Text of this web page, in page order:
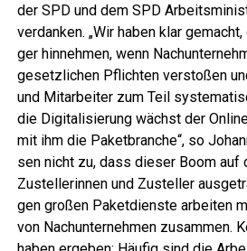
der SPD und dem SPD
ver­dan­ken. „Wir haben klar
ger hin­neh­men, wenn
gesetz­li­chen Pflich­ten ver­sto­ßen
und Mit­ar­bei­ter zum Teil
die Digi­ta­li­sie­rung wächst der
mit ihm die Paket­bran­che“, so
sen nicht zu, dass die­ser Boom auf
Zustel­le­rin­nen und Zustel­ler
gen gro­ßen Paket­diens­te arbei­ten
von Nach­un­ter­neh­men zusam­men.